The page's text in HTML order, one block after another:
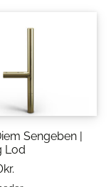
Sengeben |
Lod
kr.